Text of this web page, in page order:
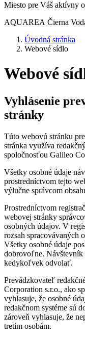
Miesto pre Váš aktívny
AQUAREA Čierna
Úvodná stránka
Webové sídlo
Webové
Vyhlásenie
stránky
Túto webovú stránku
stránka využíva
spoločnosťou Galileo
Všetky osobné údaje
prostredníctvom tejto
výlučne správcom
Prostredníctvom
webovej stránky
osobných údajov. V
rozsah spracovávaných
Všetky osobné údaje
dobrovoľne. Návštevník
kedykoľvek odvolať.
Prevádzkovateľ
Corporation s.r.o., ako
vyhlasuje, že osobné
redakčnom systéme sú
zároveň vyhlasuje, že
tretím osobám.